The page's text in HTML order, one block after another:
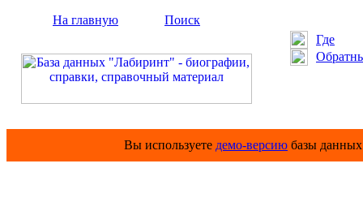
На главную
Поиск
Где
Вы используете демо-версию базы